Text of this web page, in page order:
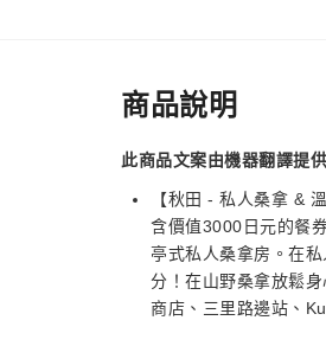
商品說明
此商品文案由機器翻譯提
【秋田 - 私人桑拿 &
含價值3000日元的餐
亭式私人桑拿房。在
分！在山野桑拿放鬆
商店、三里路邊站、